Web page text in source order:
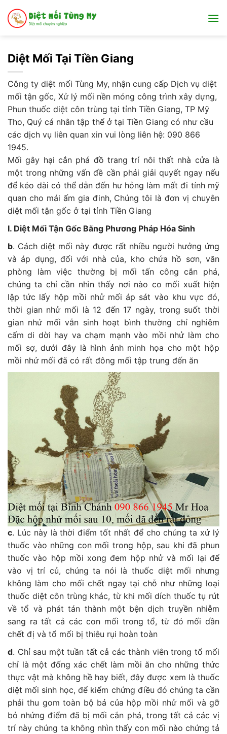
qua
Diệt Mối Tại Tiền Giang
Công ty diệt mối Tùng My, nhận cung cấp Dịch vụ diệt
mối tận gốc, Xử lý mối nền móng công trình xây dựng,
Phun thuốc diệt côn trùng tại tỉnh Tiền Giang, TP Mỹ
Tho, Quý cá nhân tập thể ở tại Tiền Giang có như cầu
các dịch vụ liên quan xin vui lòng liên hệ: 090 866
1945.
Mối gây hại cắn phá đồ trang trí nôi thất nhà cửa là
một trong những vấn đề cần phải giải quyết ngay nếu
để kéo dài có thể dẫn đến hư hỏng làm mất đi tính mỹ
quan cho mái ấm gia đinh, Chúng tôi là đơn vị chuyên
diệt mối tận gốc ở tại tỉnh Tiền Giang
I. Diệt Mối Tận Gốc Bằng Phương Pháp Hóa Sinh
b. Cách diệt mối này được rất nhiều người hưởng ứng
và áp dụng, đối với nhà của, kho chứa hồ sơn, văn
phòng làm việc thường bị mối tấn công cắn phá,
chúng ta chỉ cần nhìn thấy nơi nào co mối xuất hiện
lập tức lấy hộp mồi nhử mối áp sát vào khu vực đó,
thời gian nhử mối là 12 đến 17 ngày, trong suốt thời
gian nhử mối vẫn sinh hoạt bình thường chỉ nghiêm
cấm di dời hay va chạm mạnh vào mồi nhử làm cho
mối sợ, dưới đây là hình ảnh minh họa cho một hộp
mồi nhử mối đã có rất đông mối tập trung đến ăn
c. Lúc này là thời điểm tốt nhất để cho chúng ta xử lý
thuốc vào những con mối trong hộp, sau khi đã phun
thuốc vào hộp mồi xong đem hộp nhử và mối lại để
vào vị trí củ, chúng ta nói là thuốc diệt mối nhưng
không làm cho mối chết ngay tại chỗ như những loại
thuốc diệt côn trùng khác, từ khi mối dích thuốc tụ rút
về tổ và phát tán thành một bện dịch truyền nhiễm
sang ra tất cả các con mối trong tổ, từ đó mối dần
chết đị và tổ mối bị thiêu rụi hoàn toàn
d. Chỉ sau một tuần tất cả các thành viên trong tổ mối
chỉ là một đống xác chết làm mồi ăn cho những thức
thực vật mà không hề hay biết, đây được xem là thuốc
diệt mối sinh học, để kiểm chứng điều đó chúng ta cần
phải thu gom toàn bộ bả của hộp mồi nhử mối và gỡ
bỏ nhứng điểm đã bị mối cắn phá, trong tất cả các vị
trí này chúng ta không nhìn thấy con mối nào chứng tả